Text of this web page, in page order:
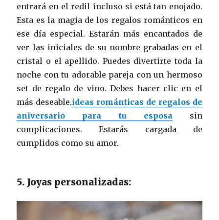
entrará en el redil incluso si está tan enojado.
Esta es la magia de los regalos románticos en
ese día especial. Estarán más encantados de
ver las iniciales de su nombre grabadas en el
cristal o el apellido. Puedes divertirte toda la
noche con tu adorable pareja con un hermoso
set de regalo de vino. Debes hacer clic en el
más deseable.ideas románticas de regalos de
aniversario para tu esposa sin
complicaciones. Estarás cargada de
cumplidos como su amor.
5. Joyas personalizadas: